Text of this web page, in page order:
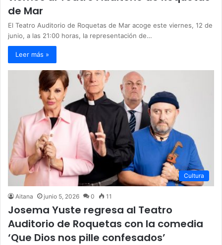
de Mar
El Teatro Auditorio de Roquetas de Mar acoge este viernes, 12 de
junio, a las 21:00 horas, la representación de…
Leer más »
Cultura
Aitana junio 5, 2026 0 11
Josema Yuste regresa al Teatro
Auditorio de Roquetas con la comedia
‘Que Dios nos pille confesados’